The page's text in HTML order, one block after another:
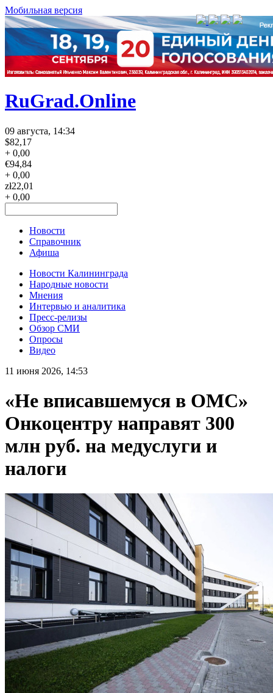
Мобильная версия
RuGrad.Online
09 августа, 14:34
$82,17
+ 0,00
€94,84
+ 0,00
zł22,01
+ 0,00
Новости
Справочник
Афиша
Новости Калининграда
Народные новости
Мнения
Интервью и аналитика
Пресс-релизы
Обзор СМИ
Опросы
Видео
11 июня 2026, 14:53
«Не вписавшемуся в ОМС»
Онкоцентру направят 300
млн руб. на медуслуги и
налоги